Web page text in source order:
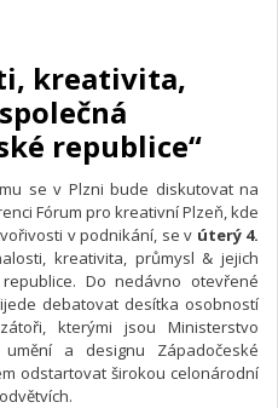
kreativita,
republice“
se v Plzni bude diskutovat na
Fórum pro kreativní Plzeň, kde
v podnikání, se v úterý 4.
kreativita, průmysl & jejich
Do nedávno otevřené
debatovat desítka osobností
kterými jsou Ministerstvo
a designu Západočeské
odstartovat širokou celonárodní